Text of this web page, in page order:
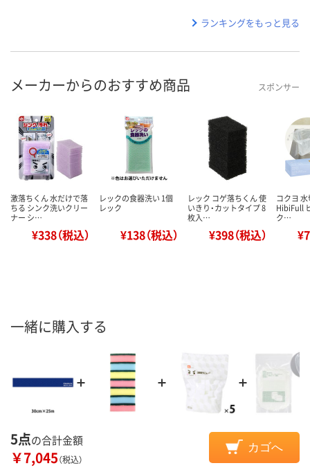
ランキングをもっと見る
メーカーからのおすすめ商品 スポンサー
激落ちくん 水だけで落
ちる シンク洗いクリー
ナー シ…
¥338（税込）
レックの食器洗い 1個
レック
¥138（税込）
レック コゲ落ちくん 使
いきり・カットタイプ 8
枚入…
¥398（税込）
コクヨ
HibiFull
ク…
一緒に購入する
5点の合計金額
￥7,045（税込）
カゴへ